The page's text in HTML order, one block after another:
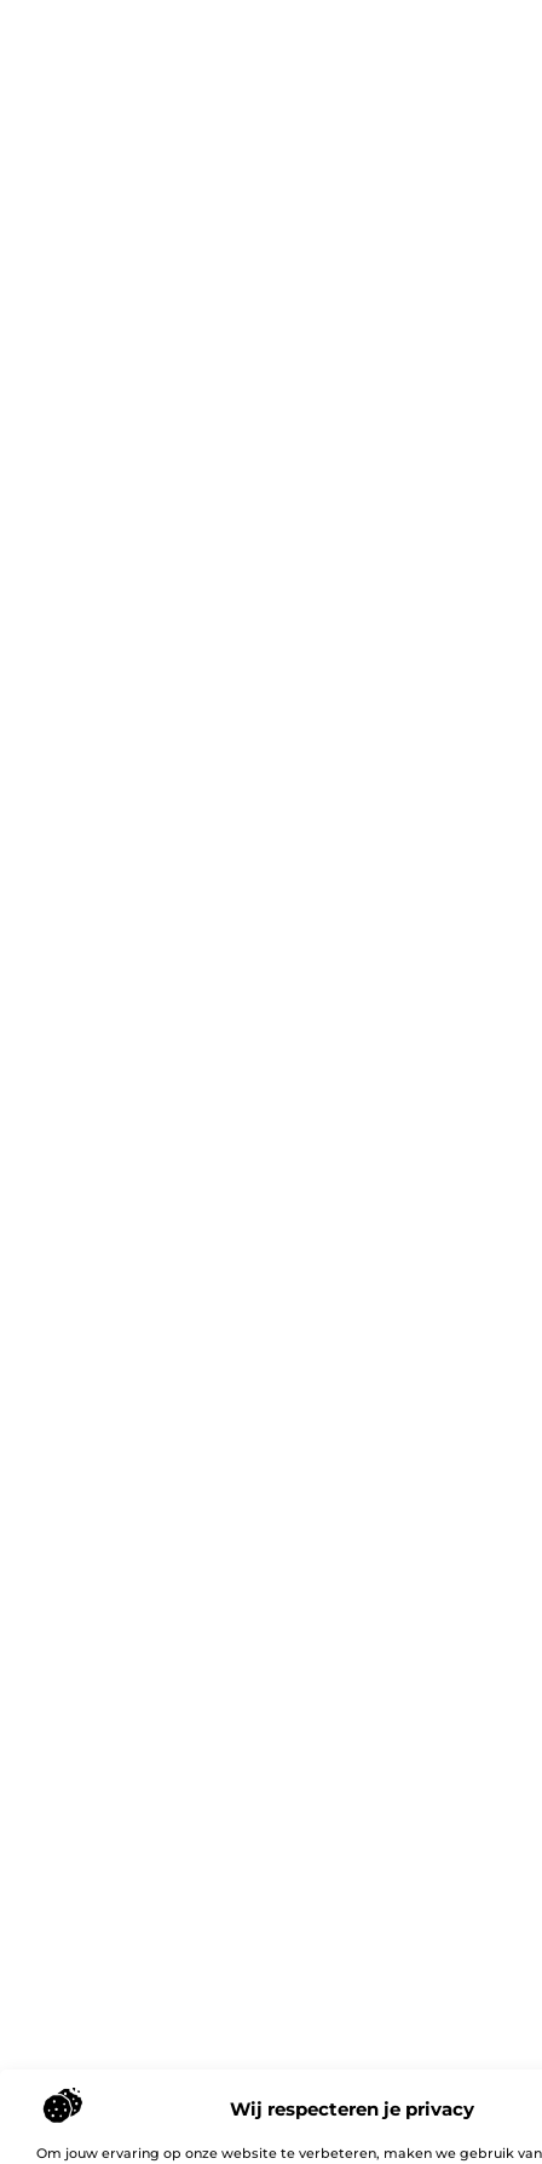
Wij respecteren je privacy
Om jouw ervaring op onze website te verbeteren, maken we gebruik